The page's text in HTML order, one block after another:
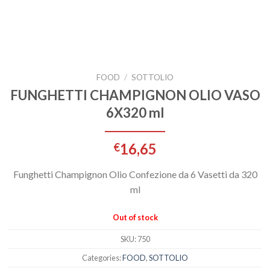
FOOD / SOTTOLIO
FUNGHETTI CHAMPIGNON OLIO VASO
6X320 ml
€16,65
Funghetti Champignon Olio Confezione da 6 Vasetti da 320
ml
Out of stock
SKU:750
Categories:FOOD,SOTTOLIO